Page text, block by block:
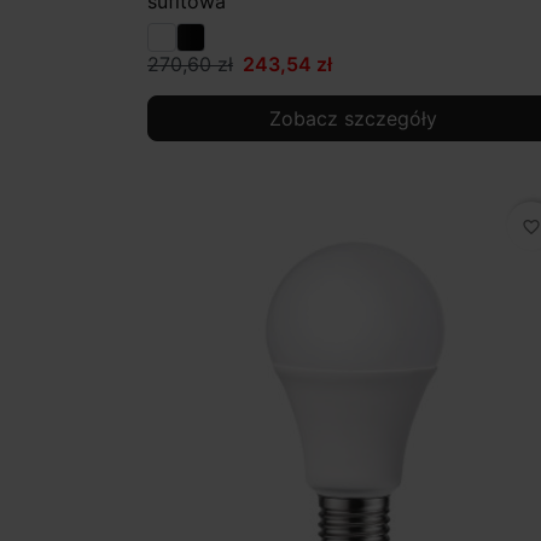
270,60 zł 243,54 zł
Zobacz szczegóły
favorite_border